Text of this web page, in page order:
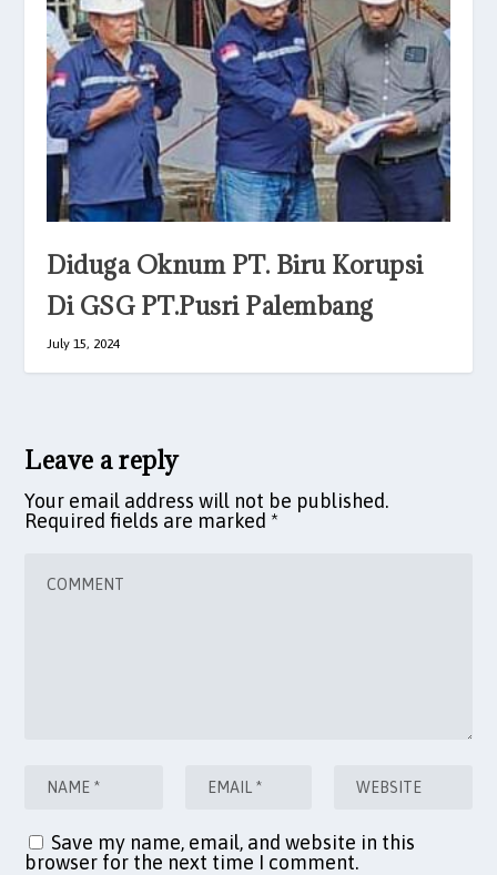
Diduga Oknum PT. Biru Korupsi
Di GSG PT.Pusri Palembang
July 15, 2024
Leave a reply
Your email address will not be published.
Required fields are marked *
Save my name, email, and website in this
browser for the next time I comment.